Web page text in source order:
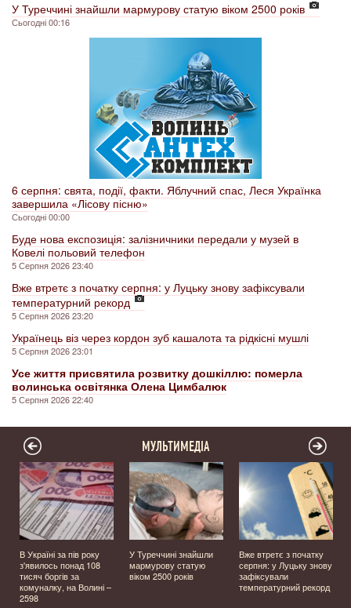
У Туреччині знайшли мармурову статую віком 2500 років
Сьогодні 00:16
6 серпня: свята, події, факти. Яблучний спас, Леся Українка
завершила «Лісову пісню»
Сьогодні 00:00
Буде нова експозиція: залізничники передали у музей в
Ковелі польовий телефон
5 Серпня 2026 23:40
Вже втретє з початку серпня: у Луцьку знову зафіксували
температурний рекорд
5 Серпня 2026 23:20
Українець віз через кордон зуб кашалота та рідкісні мушлі
5 Серпня 2026 23:01
Усе життя присвятила розвитку дошкіллю: померла
волинська освітянка Олена Цимбалюк
5 Серпня 2026 22:40
МУЛЬТИМЕДІА
В Україні за пів року
з'явилось понад 108
тисяч боргів за
комуналку, на Волині –
2598
У Туреччині знайшли
мармурову статую
віком 2500 років
Вже втретє з початку
серпня: у Луцьку знову
зафіксували
температурний рекорд